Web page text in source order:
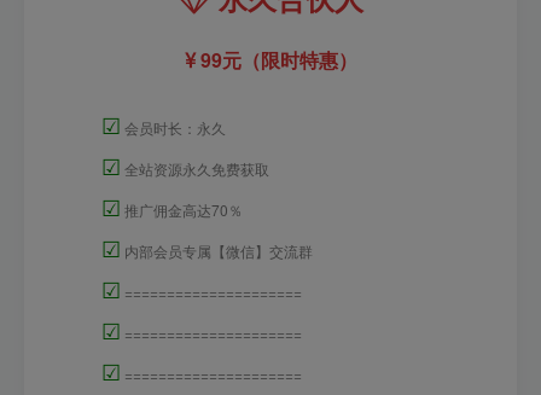
99元（限时特惠）
☑ 会员时长：永久
☑ 全站资源永久免费获取
☑ 推广佣金高达70％
☑ 内部会员专属【微信】交流群
☑ =====================
☑ =====================
☑ =====================